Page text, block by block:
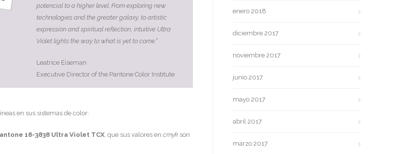
potencial to a higher level. From exploring new
technologies and the greater galaxy, to artistic
expression and spiritual reflection, intuitive Ultra
Violet lights the way to what is yet to come.”
Leatrice Eiseman
Executive Director of the Pantone Color Institute
en sus sistemas de color:
18-3838 Ultra Violet TCX, que sus valores en cmyk son
enero 2018
diciembre 2017
noviembre 2017
junio 2017
mayo 2017
abril 2017
marzo 2017